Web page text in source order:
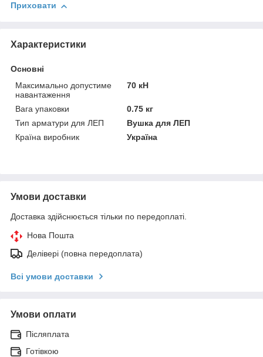
Приховати
Характеристики
Основні
Максимально допустиме
навантаження
70 кН
Вага упаковки
0.75 кг
Тип арматури для ЛЕП
Вушка для ЛЕП
Країна виробник
Україна
Умови доставки
Доставка здійснюється тільки по передоплаті.
Нова Пошта
Делівері (повна передоплата)
Всі умови доставки
Умови оплати
Післяплата
Готівкою